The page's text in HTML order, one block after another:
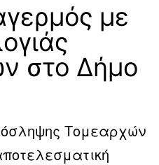
με
στο Δήμο
Τομεαρχών